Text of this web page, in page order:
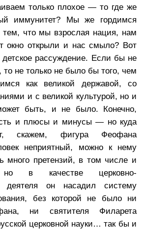
только плохое — то где же
иммунитет? Мы же гордимся
что мы взрослая нация, нам
окно открыли и нас смыло? Вот
детское рассуждение. Если бы не
то не только не было бы того, чем
как великой державой, со
и с великой культурой, но и
быть, и не было. Конечно,
и плюсы и минусы — но куда
скажем, фигура Феофана
неприятный, можно к нему
много претензий, в том числе и
но в качестве церковно-
деятеля он насадил систему
без которой не было ни
ни святителя Филарета
церковной науки… так бы и